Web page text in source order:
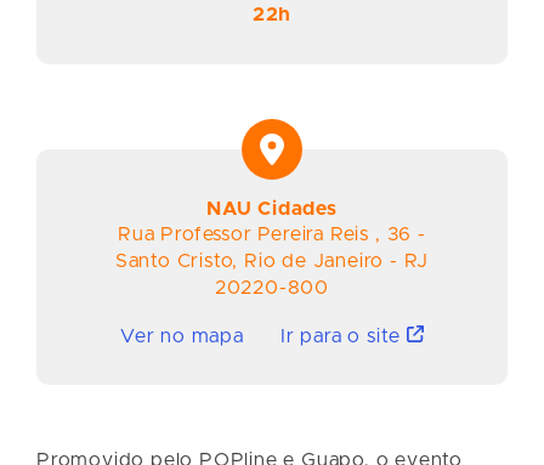
22h
NAU Cidades
Rua Professor Pereira Reis , 36 -
Santo Cristo, Rio de Janeiro - RJ
20220-800
Ver no mapa Ir para o site
Promovido pelo POPline e Guapo, o evento